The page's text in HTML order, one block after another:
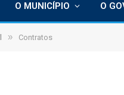
O MUNICÍPIO O
» Contratos